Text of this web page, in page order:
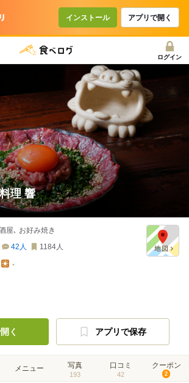
インストール アプリで開く
ログイン
理 響
屋､ お好み焼き
42 人 1184人
-
く アプリで保存
メニュー 写真
193
口コミ
42
クーポン
2
コースで使えるクーポン
クーポンを利用せず予約する